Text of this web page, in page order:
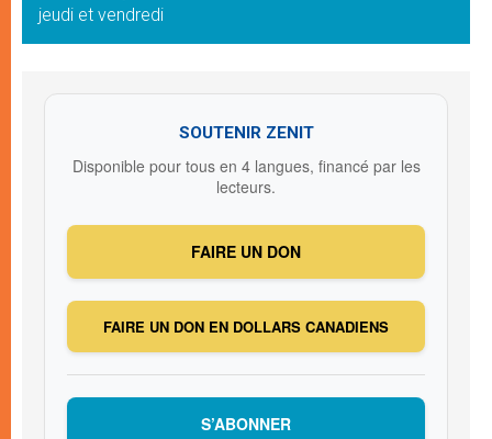
jeudi et vendredi
SOUTENIR ZENIT
Disponible pour tous en 4 langues, financé par les
lecteurs.
FAIRE UN DON
FAIRE UN DON EN DOLLARS CANADIENS
S’ABONNER